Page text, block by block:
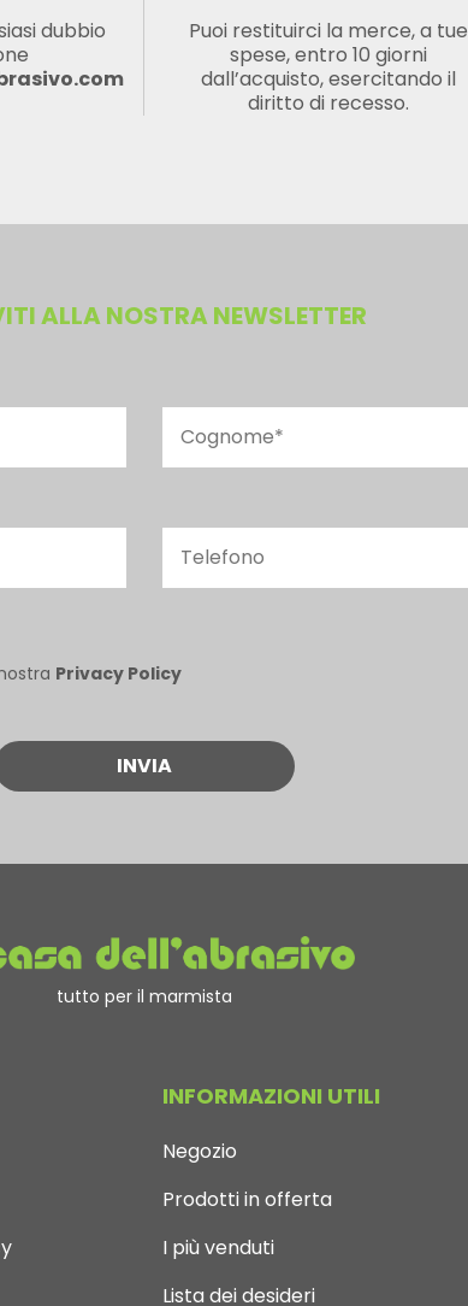
dubbio
Puoi restituirci la merce, a tue
spese, entro 10 giorni
dall’acquisto, esercitando il
diritto di recesso.
ALLA NOSTRA NEWSLETTER
Privacy Policy
tutto per il marmista
INFORMAZIONI UTILI
Negozio
Prodotti in offerta
I più venduti
Lista dei desideri